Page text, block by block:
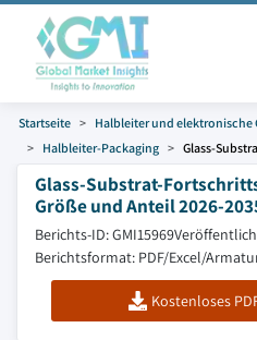
Startseite Halbleiter und elektronische
Halbleiter-Packaging
Glass-
Glass-Substrat-
Größe und Anteil 2026-
Berichts-ID: GMI15969
Berichtsformat: PDF/Excel/
Kostenloses